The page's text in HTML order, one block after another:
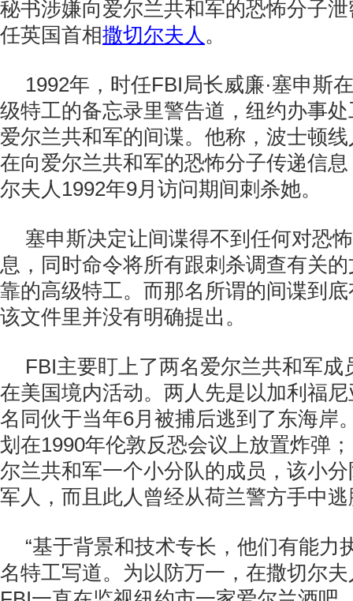
秘书涉嫌向爱尔兰共和军的恐怖分子
任英国首相撒切尔夫人 。
1992年，时任FBI局长威廉·塞申斯
级特工的备忘录里警告道，纽约办事
爱尔兰共和军的间谍。他称，波士顿
在向爱尔兰共和军的恐怖分子传递信
尔夫人1992年9月访问期间刺杀她。
塞申斯决定让间谍得不到任何对恐
息，同时命令将所有跟刺杀调查有关
靠的高级特工。而那名所谓的间谍到
该文件里并没有明确提出。
FBI主要盯上了两名爱尔兰共和军成
在美国境内活动。两人先是以加利福
名同伙于当年6月被捕后逃到了东海岸
划在1990年伦敦反恐会议上放置炸弹
尔兰共和军一个小分队的成员，该小
军人，而且此人曾经从荷兰警方手中
“基于背景和技术专长，他们有能力
名特工写道。为以防万一，在撒切尔